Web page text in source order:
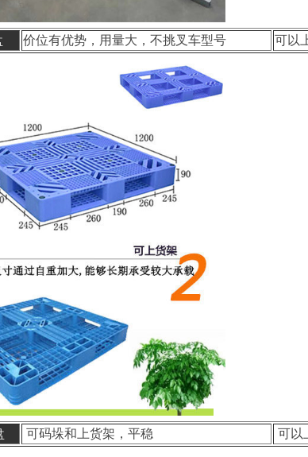
价位有优势，用量大，不挑叉车型号 可以
可码垛和上货架，平稳 可以